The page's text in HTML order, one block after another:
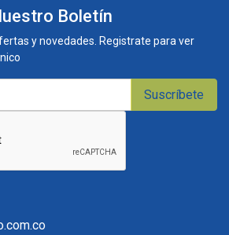
Boletín
y novedades. Registrate para ver
Suscríbete